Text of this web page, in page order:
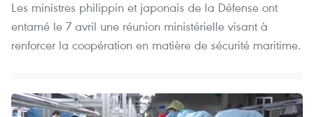
Les ministres philippin et japonais de la Défense ont
entamé le 7 avril une réunion ministérielle visant à
renforcer la coopération en matière de sécurité maritime.